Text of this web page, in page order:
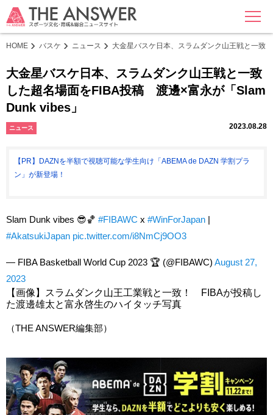
MENU
HOME バスケ ニュース 大金星バスケ日本、スラムダンク山王戦と一
大金星バスケ日本、スラムダンク山王戦と一致
した超名場面をFIBA投稿 渡邊×富永が「Slam
Dunk vibes」
ニュース 2023.08.28
【PR】DAZNを半額で視聴可能な学生向け「ABEMA de DAZN 学割プラ
ン」が新登場！
Slam Dunk vibes 😎🏀 #FIBAWC x #WinForJapan |
#AkatsukiJapan pic.twitter.com/i8NmCj9OO3
— FIBA Basketball World Cup 2023 🏆 (@FIBAWC) August 27,
2023
【画像】スラムダンク山王工業戦と一致！ FIBAが投稿し
た渡邊雄太と富永啓生のハイタッチ写真
（THE ANSWER編集部）